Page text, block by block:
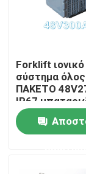
Σπίτι
Forklift ιονικό
σύστημα
ΠΑΚΕΤΟ
IP67
λίθιου